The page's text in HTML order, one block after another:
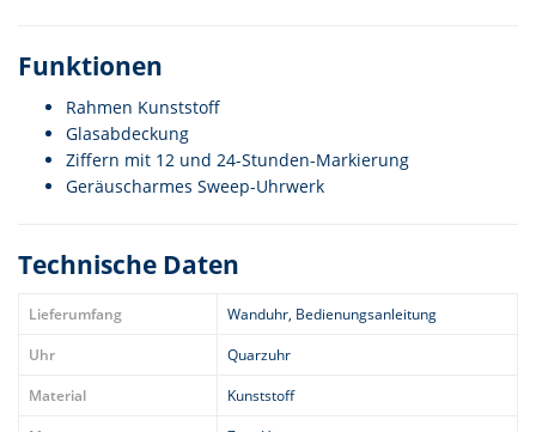
Funktionen
Rahmen Kunststoff
Glasabdeckung
Ziffern mit 12 und 24-Stunden-Markierung
Geräuscharmes Sweep-Uhrwerk
Technische Daten
Lieferumfang
Wanduhr, Bedienungsanleitung
Uhr
Quarzuhr
Material
Kunststoff